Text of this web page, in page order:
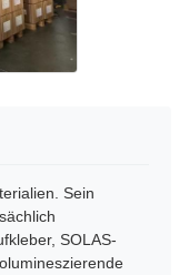
Sein
SOLAS-